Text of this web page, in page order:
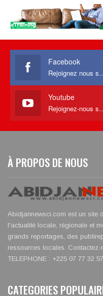
Facebook
Rejoignez
Youtube
À PROPOS DE NOUS
Abidjannewsci.com est un site
l'actualité locale, régionale et
grands reportages, des
ressources locales. Contactez-
TELEPHONE : +225 07 77 32
CATEGORIES